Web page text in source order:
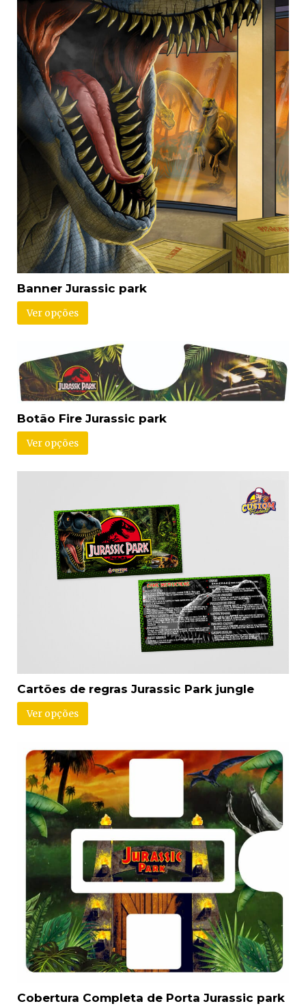
Banner Jurassic park
Ver opções
Botão Fire Jurassic park
Ver opções
Cartões de regras Jurassic Park jungle
Ver opções
Cobertura Completa de Porta Jurassic park